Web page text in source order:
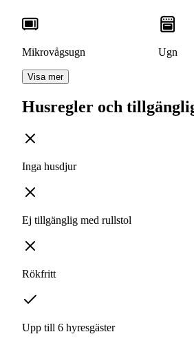
Mikrovågsugn Ugn
Visa mer
Husregler och
Inga husdjur
Ej tillgänglig med rullstol
Rökfritt
Upp till 6 hyresgäster